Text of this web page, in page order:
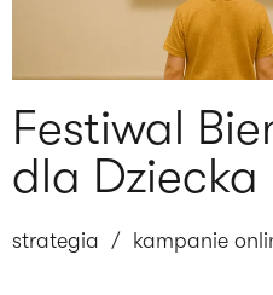
Festiwal
dla Dziecka
strategia / kampanie